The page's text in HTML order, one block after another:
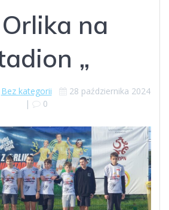
Orlika na
„
Bez kategorii
28 października 2024
|
0